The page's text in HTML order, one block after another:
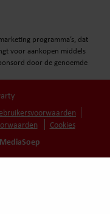
programma’s, dat
voor aankopen middels
door de genoemde
Cookies
MediaSoep